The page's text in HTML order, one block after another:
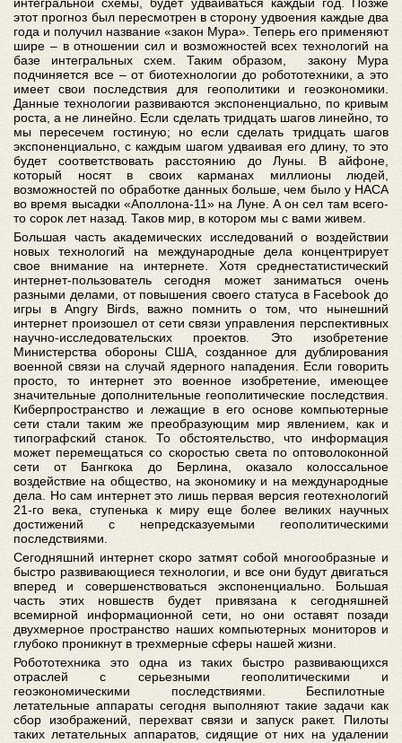
интегральной схемы, будет удваиваться каждый год. Позже
этот прогноз был пересмотрен в сторону удвоения каждые два
года и получил название «закон Мура». Теперь его применяют
шире – в отношении сил и возможностей всех технологий на
базе интегральных схем. Таким образом, закону Мура
подчиняется все – от биотехнологии до робототехники, а это
имеет свои последствия для геополитики и геоэкономики.
Данные технологии развиваются экспоненциально, по кривым
роста, а не линейно. Если сделать тридцать шагов линейно, то
мы пересечем гостиную; но если сделать тридцать шагов
экспоненциально, с каждым шагом удваивая его длину, то это
будет соответствовать расстоянию до Луны. В айфоне,
который носят в своих карманах миллионы людей,
возможностей по обработке данных больше, чем было у НАСА
во время высадки «Аполлона-11» на Луне. А он сел там всего-
то сорок лет назад. Таков мир, в котором мы с вами живем.
Большая часть академических исследований о воздействии
новых технологий на международные дела концентрирует
свое внимание на интернете. Хотя среднестатистический
интернет-пользователь сегодня может заниматься очень
разными делами, от повышения своего статуса в Facebook до
игры в Angry Birds, важно помнить о том, что нынешний
интернет произошел от сети связи управления перспективных
научно-исследовательских проектов. Это изобретение
Министерства обороны США, созданное для дублирования
военной связи на случай ядерного нападения. Если говорить
просто, то интернет это военное изобретение, имеющее
значительные дополнительные геополитические последствия.
Киберпространство и лежащие в его основе компьютерные
сети стали таким же преобразующим мир явлением, как и
типографский станок. То обстоятельство, что информация
может перемещаться со скоростью света по оптоволоконной
сети от Бангкока до Берлина, оказало колоссальное
воздействие на общество, на экономику и на международные
дела. Но сам интернет это лишь первая версия геотехнологий
21-го века, ступенька к миру еще более великих научных
достижений с непредсказуемыми геополитическими
последствиями.
Сегодняшний интернет скоро затмят собой многообразные и
быстро развивающиеся технологии, и все они будут двигаться
вперед и совершенствоваться экспоненциально. Большая
часть этих новшеств будет привязана к сегодняшней
всемирной информационной сети, но они оставят позади
двухмерное пространство наших компьютерных мониторов и
глубоко проникнут в трехмерные сферы нашей жизни.
Робототехника это одна из таких быстро развивающихся
отраслей с серьезными геополитическими и
геоэкономическими последствиями. Беспилотные
летательные аппараты сегодня выполняют такие задачи как
сбор изображений, перехват связи и запуск ракет. Пилоты
таких летательных аппаратов, сидящие от них на удалении